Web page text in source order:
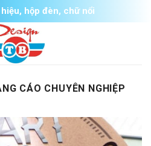
hộp đèn, chữ nổi
CÁO CHUYÊN NGHIỆP